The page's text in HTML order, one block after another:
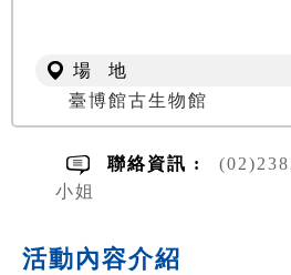
場 地
臺博館古生物館
聯絡資訊 :
小姐
活動內容介紹